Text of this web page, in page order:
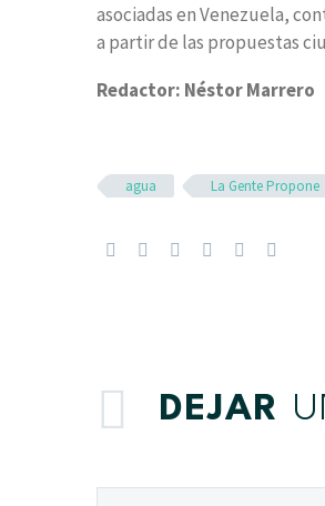
asociadas en Venezuela,
a partir de las propuestas
Redactor: Néstor Marrero
agua La Gente Propone
DEJAR